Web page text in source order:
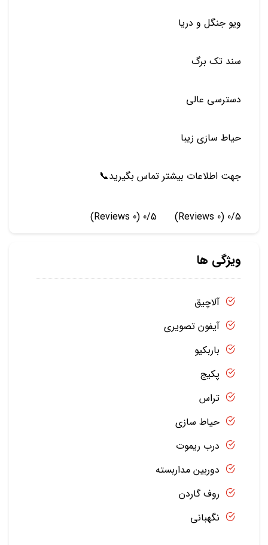
ويو جنگل و دريا
سند تك برگ
دسترسي عالي
حياط سازي زيبا
جهت اطلاعات بيشتر تماس بگيريد📞
0/5
(0 Reviews)
0/5
(0 Reviews)
ویژگی ها
آلاچیق
آیفون تصویری
باربکیو
پکیج
تراس
حیاط سازی
درب ریموت
دوربین مداربسته
روف گاردن
نگهبانی